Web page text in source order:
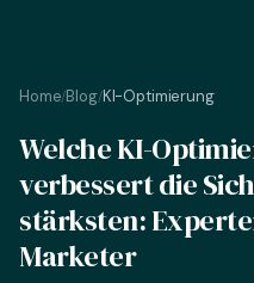
Home/Blog/KI-Optimierung
Welche KI-
verbessert die
stärksten:
Marketer
Deutsch